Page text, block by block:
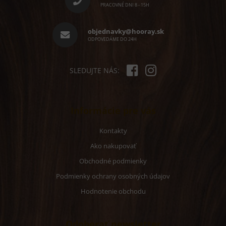
PRACOVNÉ DNI 8 - 15H
objednavky@hooray.sk
ODPOVEDÁME DO 24H
SLEDUJTE NÁS:
Kontakty
Ako nakupovať
Obchodné podmienky
Podmienky ochrany osobných údajov
Hodnotenie obchodu